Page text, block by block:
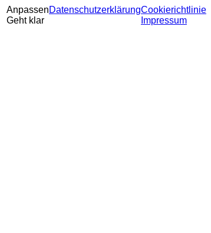
Anpassen
Geht klar
DatenschutzerklärungCookierichtlinie
Impressum